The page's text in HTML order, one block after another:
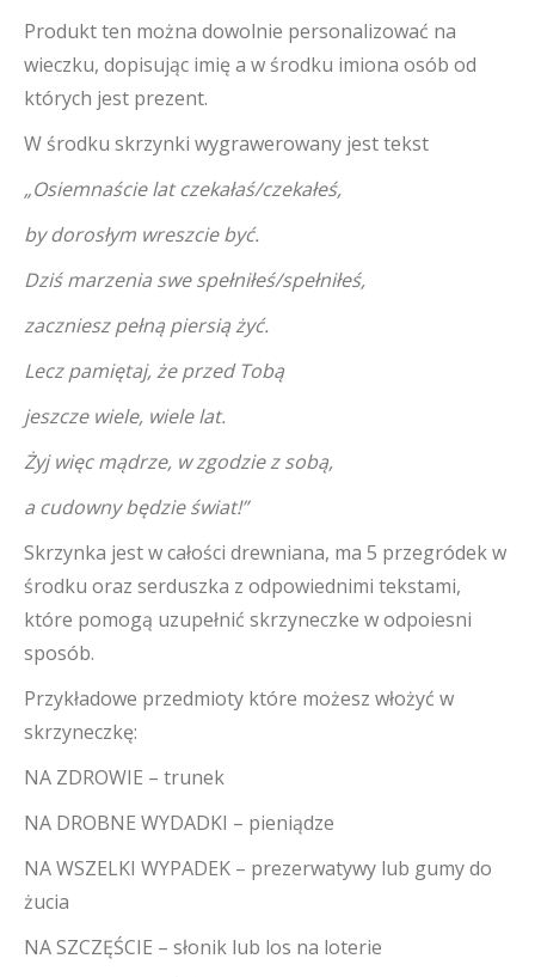
Produkt ten można dowolnie personalizować na
wieczku, dopisując imię a w środku imiona osób od
których jest prezent.
W środku skrzynki wygrawerowany jest tekst
„Osiemnaście lat czekałaś/czekałeś,
by dorosłym wreszcie być.
Dziś marzenia swe spełniłeś/spełniłeś,
zaczniesz pełną piersią żyć.
Lecz pamiętaj, że przed Tobą
jeszcze wiele, wiele lat.
Żyj więc mądrze, w zgodzie z sobą,
a cudowny będzie świat!”
Skrzynka jest w całości drewniana, ma 5 przegródek w
środku oraz serduszka z odpowiednimi tekstami,
które pomogą uzupełnić skrzyneczke w odpoiesni
sposób.
Przykładowe przedmioty które możesz włożyć w
skrzyneczkę:
NA ZDROWIE – trunek
NA DROBNE WYDADKI – pieniądze
NA WSZELKI WYPADEK – prezerwatywy lub gumy do
żucia
NA SZCZĘŚCIE – słonik lub los na loterie